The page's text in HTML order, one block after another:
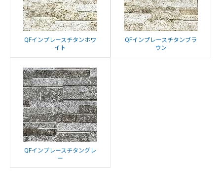
QFインプレースチタンホワ
イト
QFインプレースチタンブラ
ウン
QFインプレースチタングレ
ー